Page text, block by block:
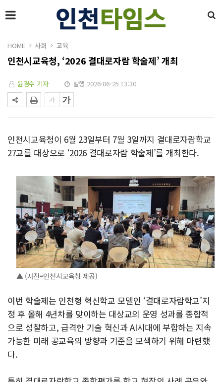
HOME 사회 교육
인천시교육청, ‘2026 결대로자람 학술제’ 개최
윤경수 기자 발행 2026-06-25 13:30
인천시교육청이 6월 23일부터 7월 3일까지 결대로자람학교
27교를 대상으로 ‘2026 결대로자람 학술제’를 개최한다.
▲ (사진=인천시교육청 제공)
이번 학술제는 인천형 혁신학교 모델인 ‘결대로자람학교’지
정 후 올해 4년차를 맞이하는 대상교의 운영 성과를 종합적
으로 성찰하고, 급격한 기술 혁신과 AI시대에 부합하는 지속
가능한 미래 공교육의 방향과 기준을 모색하기 위해 마련했
다.